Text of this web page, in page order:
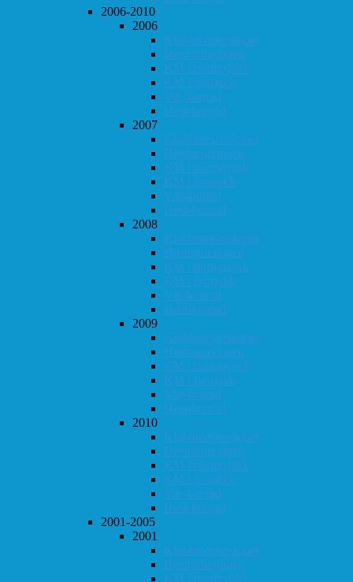
2006-2010
2006
Klubbmesterskapet
Høstturneringen
KM i hurtigsjakk
KM i lynsjakk
Vår-konrad
Høst-konrad
2007
Klubbmesterskapet
Høstturneringen
KM i hurtigsjakk
KM i lynsjakk
Vår-konrad
Høst-konrad
2008
Klubbmesterskapet
Høstturneringen
KM i hurtigsjakk
KM i lynsjakk
Vår-konrad
Høst-konrad
2009
Klubbmesterskapet
Høstturneringen
KM i hurtigsjakk
KM i lynsjakk
Vår-konrad
Høst-konrad
2010
Klubbmesterskapet
Høstturneringen
KM i hurtigsjakk
KM i lynsjakk
Vår-konrad
Høst-konrad
2001-2005
2001
Klubbmesterskapet
Høstturneringen
KM i hurtigsjakk